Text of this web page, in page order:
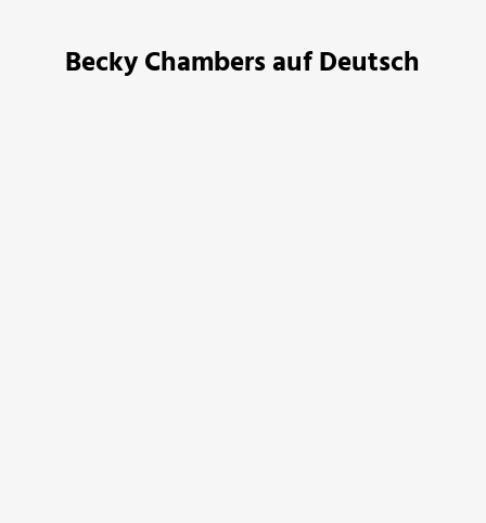
Becky Chambers auf Deutsch